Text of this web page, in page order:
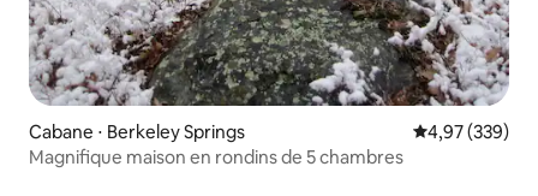
Cabane ⋅ Berkeley Springs Évaluation
4,97 (339)
Magnifique maison en rondins de 5 chambres